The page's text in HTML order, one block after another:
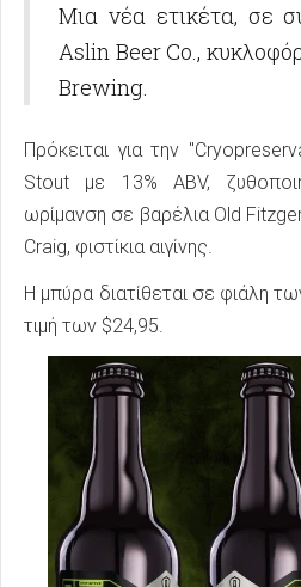
Μια νέα ετικέτα, σε
Aslin Beer Co.,
Brewing.
Πρόκειται για την
Stout με 13% ABV,
ωρίμανση σε βαρέλια Old
Craig, φιστίκια αιγίνης.
Η μπύρα διατίθεται σε φιάλη
τιμή των $24,95.